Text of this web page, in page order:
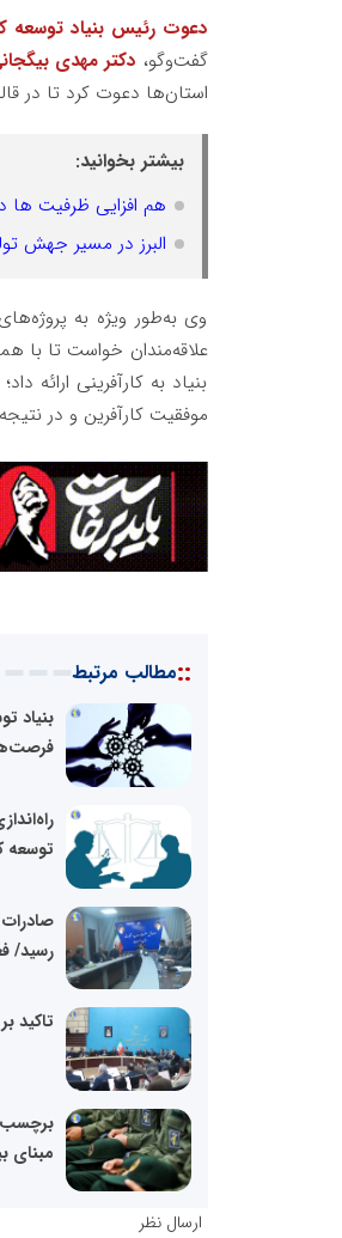
دعوت رئیس بنیاد توسعه
گفت‌وگو، دکتر مهدی
استان‌ها دعوت کرد تا در
بیشتر بخوانید:
هم افزایی ظرفیت ها
البرز در مسیر جهش
وی به‌طور ویژه به
علاقه‌مندان خواست تا با
بنیاد به کارآفرینی
موفقیت کارآفرین و در
::مطالب مرتبط
بنیاد
توسعه
رسید/
تاکید
برچسب
مبنای
ارسال نظر